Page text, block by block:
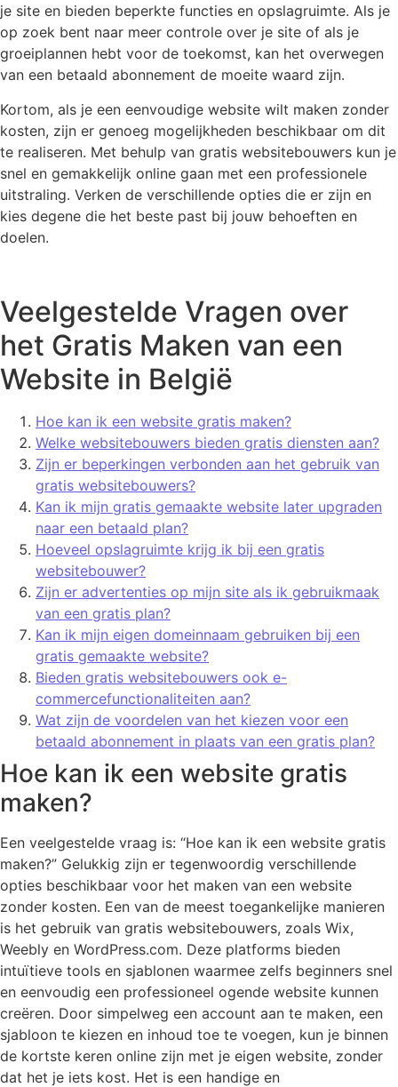
je site en bieden beperkte functies en opslagruimte. Als je
op zoek bent naar meer controle over je site of als je
groeiplannen hebt voor de toekomst, kan het overwegen
van een betaald abonnement de moeite waard zijn.
Kortom, als je een eenvoudige website wilt maken zonder
kosten, zijn er genoeg mogelijkheden beschikbaar om dit
te realiseren. Met behulp van gratis websitebouwers kun je
snel en gemakkelijk online gaan met een professionele
uitstraling. Verken de verschillende opties die er zijn en
kies degene die het beste past bij jouw behoeften en
doelen.
Veelgestelde Vragen over
het Gratis Maken van een
Website in België
Hoe kan ik een website gratis maken?
Welke websitebouwers bieden gratis diensten aan?
Zijn er beperkingen verbonden aan het gebruik van
gratis websitebouwers?
Kan ik mijn gratis gemaakte website later upgraden
naar een betaald plan?
Hoeveel opslagruimte krijg ik bij een gratis
websitebouwer?
Zijn er advertenties op mijn site als ik gebruikmaak
van een gratis plan?
Kan ik mijn eigen domeinnaam gebruiken bij een
gratis gemaakte website?
Bieden gratis websitebouwers ook e-
commercefunctionaliteiten aan?
Wat zijn de voordelen van het kiezen voor een
betaald abonnement in plaats van een gratis plan?
Hoe kan ik een website gratis
maken?
Een veelgestelde vraag is: “Hoe kan ik een website gratis
maken?” Gelukkig zijn er tegenwoordig verschillende
opties beschikbaar voor het maken van een website
zonder kosten. Een van de meest toegankelijke manieren
is het gebruik van gratis websitebouwers, zoals Wix,
Weebly en WordPress.com. Deze platforms bieden
intuïtieve tools en sjablonen waarmee zelfs beginners snel
en eenvoudig een professioneel ogende website kunnen
creëren. Door simpelweg een account aan te maken, een
sjabloon te kiezen en inhoud toe te voegen, kun je binnen
de kortste keren online zijn met je eigen website, zonder
dat het je iets kost. Het is een handige en